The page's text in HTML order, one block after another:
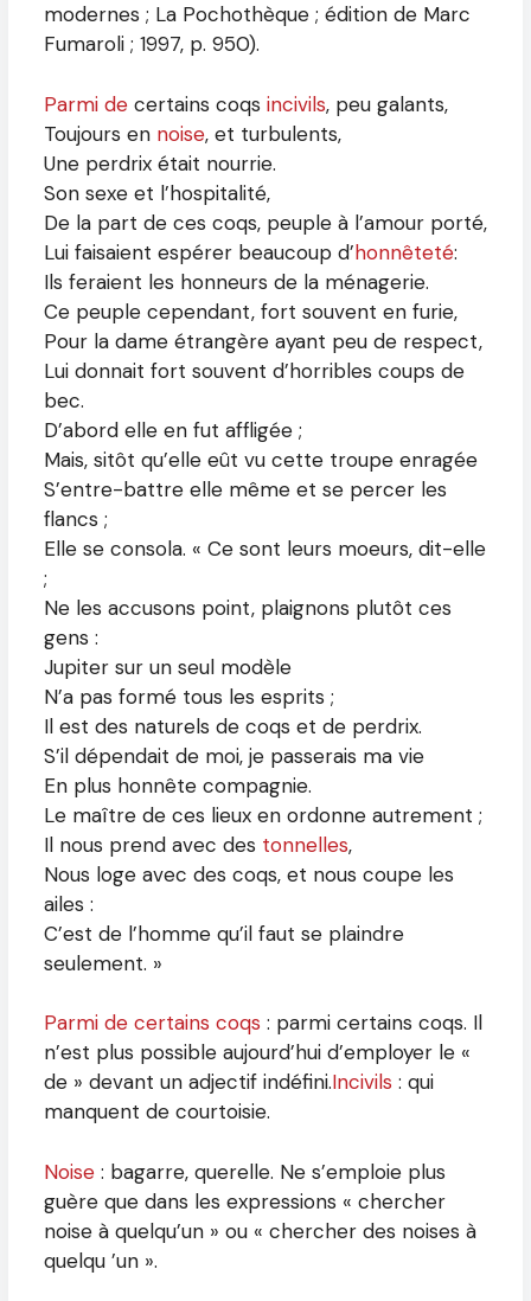
modernes ; La Pochothèque ; édition de Marc
Fumaroli ; 1997, p. 950).
Parmi de certains coqs incivils, peu galants,
Toujours en noise, et turbulents,
Une perdrix était nourrie.
Son sexe et l’hospitalité,
De la part de ces coqs, peuple à l’amour porté,
Lui faisaient espérer beaucoup d’honnêteté:
Ils feraient les honneurs de la ménagerie.
Ce peuple cependant, fort souvent en furie,
Pour la dame étrangère ayant peu de respect,
Lui donnait fort souvent d’horribles coups de
bec.
D’abord elle en fut affligée ;
Mais, sitôt qu’elle eût vu cette troupe enragée
S’entre-battre elle même et se percer les
flancs ;
Elle se consola. « Ce sont leurs moeurs, dit-elle
;
Ne les accusons point, plaignons plutôt ces
gens :
Jupiter sur un seul modèle
N’a pas formé tous les esprits ;
Il est des naturels de coqs et de perdrix.
S’il dépendait de moi, je passerais ma vie
En plus honnête compagnie.
Le maître de ces lieux en ordonne autrement ;
Il nous prend avec des tonnelles,
Nous loge avec des coqs, et nous coupe les
ailes :
C’est de l’homme qu’il faut se plaindre
seulement. »
Parmi de certains coqs : parmi certains coqs. Il
n’est plus possible aujourd’hui d’employer le «
de » devant un adjectif indéfini.Incivils : qui
manquent de courtoisie.
Noise : bagarre, querelle. Ne s’emploie plus
guère que dans les expressions « chercher
noise à quelqu’un » ou « chercher des noises à
quelqu ’un ».